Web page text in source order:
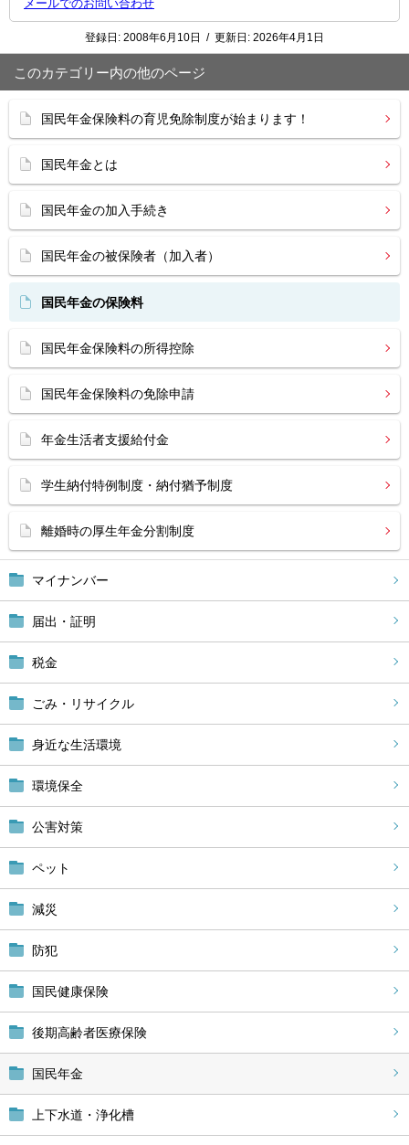
マイナンバー
届出・証明
税金
ごみ・リサイクル
身近な生活環境
環境保全
公害対策
ペット
減災
防犯
国民健康保険
後期高齢者医療保険
国民年金
上下水道・浄化槽
メールでのお問い合わせ
登録日: 2008年6月10日 / 更新日: 2026年4月1日
このカテゴリー内の他のページ
国民年金保険料の育児免除制度が始まります！
国民年金とは
国民年金の加入手続き
国民年金の被保険者（加入者）
国民年金の保険料
国民年金保険料の所得控除
国民年金保険料の免除申請
年金生活者支援給付金
学生納付特例制度・納付猶予制度
離婚時の厚生年金分割制度